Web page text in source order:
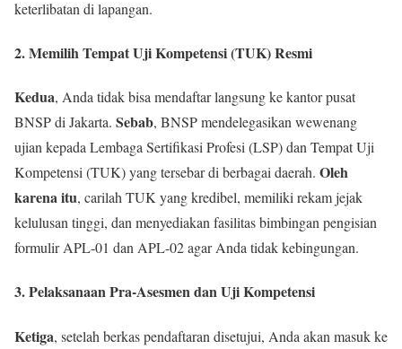
keterlibatan di lapangan.
2. Memilih Tempat Uji Kompetensi (TUK) Resmi
Kedua, Anda tidak bisa mendaftar langsung ke kantor pusat
BNSP di Jakarta. Sebab, BNSP mendelegasikan wewenang
ujian kepada Lembaga Sertifikasi Profesi (LSP) dan Tempat Uji
Kompetensi (TUK) yang tersebar di berbagai daerah. Oleh
karena itu, carilah TUK yang kredibel, memiliki rekam jejak
kelulusan tinggi, dan menyediakan fasilitas bimbingan pengisian
formulir APL-01 dan APL-02 agar Anda tidak kebingungan.
3. Pelaksanaan Pra-Asesmen dan Uji Kompetensi
Ketiga, setelah berkas pendaftaran disetujui, Anda akan masuk ke